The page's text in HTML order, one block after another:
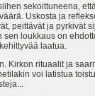
sekoittuneena,
Uskosta ja
peittävät ja pyrkivät
loukkaus on
laatua.
Kirkon rituaalit ja
voi latistua